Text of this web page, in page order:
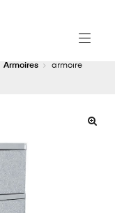
Armoires
armoire